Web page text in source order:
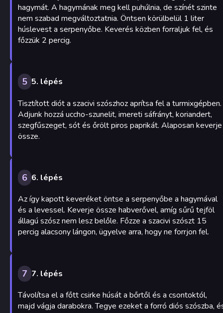
hagymát. A hagymának meg kell puhúlnia, de színét szinte
nem szabad megváltoztatnia. Öntsen körülbelül 1 liter
húslevest a serpenyőbe. Keverés közben forraljuk fel, és
főzzük 2 percig.
5 5. lépés
Tisztított diót a szacivi szószhoz aprítsa fel a turmixgépben.
Adjunk hozzá uccho-szunelit, imereti sáfrányt, koriandert,
szegfűszeget, sót és őrölt piros paprikát. Alaposan keverje
össze.
6 6. lépés
Az így kapott keveréket öntse a serpenyőbe a hagymával
és a levessel. Keverje össze habverővel, amíg sűrű tejföl
állagú szósz nem lesz belőle. Főzze a szacivi szószt 15
percig alacsony lángon, ügyelve arra, hogy ne forrjon fel.
7 7. lépés
Távolítsa el a főtt csirke húsát a bőrtől és a csontoktól,
majd vágja darabokra. Tegye ezeket a forró diós szószba,